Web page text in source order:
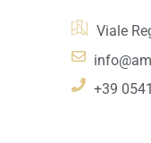
Viale
+39